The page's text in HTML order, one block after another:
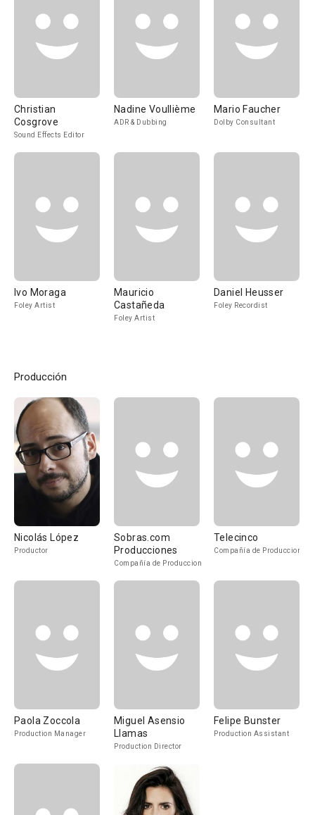
Christian
Cosgrove
Sound Effects Editor
Nadine Voullième
ADR & Dubbing
Mario Faucher
Dolby Consultant
Ivo Moraga
Foley Artist
Mauricio
Castañeda
Foley Artist
Daniel Heusser
Foley Recordist
Producción
Nicolás López
Productor
Sobras.com
Producciones
Compañía de Produccion
Telecinco
Compañía de Produccion
Paola Zoccola
Production Manager
Miguel Asensio
Llamas
Production Director
Felipe Bunster
Production Assistant